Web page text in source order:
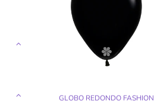
GLOBO REDONDO FASHION